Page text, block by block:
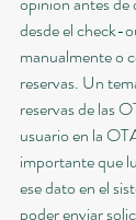
desde el check-
manualmente o
reservas. Un
reservas de las
usuario en la
importante que
ese dato en el
poder enviar